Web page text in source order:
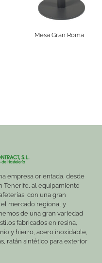
Mesa Gran Roma
empresa orientada, desde
Tenerife, al equipamiento
con una gran
mercado regional y
de una gran variedad
fabricados en resina,
y hierro, acero inoxidable,
ratán sintético para exterior